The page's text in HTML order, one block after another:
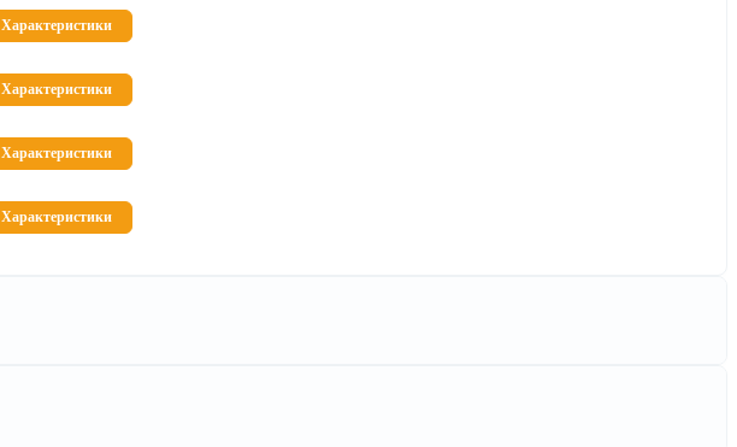
Характеристики
Характеристики
Характеристики
Характеристики